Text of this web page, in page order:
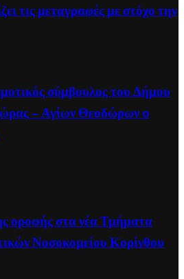
τις μεταγραφές με στόχο την
σύμβουλος του Δήμου
– Αγίων Θεοδώρων o
οροφής στα νέα Τμήματα
Νοσοκομείου Κορίνθου